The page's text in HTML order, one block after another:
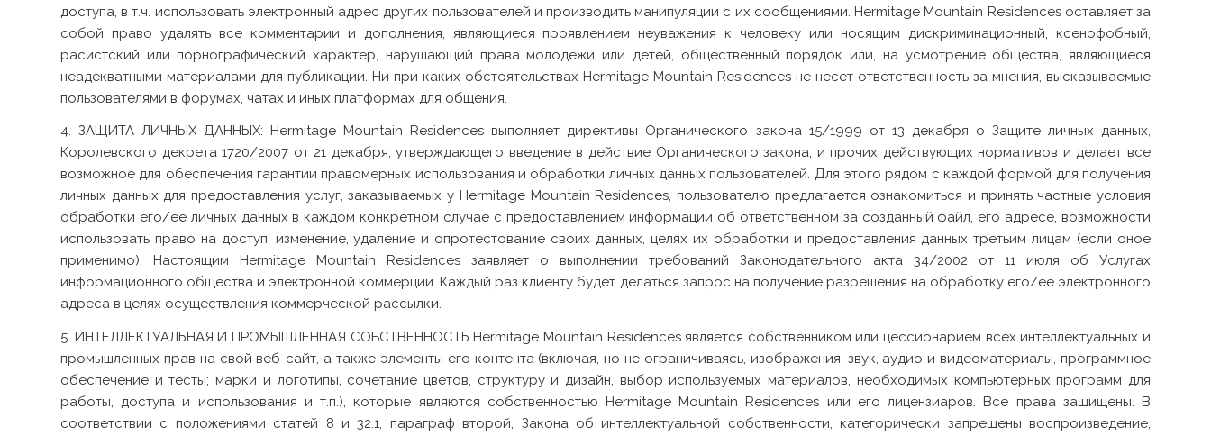
доступа, в т.ч. использовать электронный адрес других пользователей и производить манипуляции с их сообщениями. Hermitage Mountain Residences оставляет за
собой право удалять все комментарии и дополнения, являющиеся проявлением неуважения к человеку или носящим дискриминационный, ксенофобный,
расистский или порнографический характер, нарушающий права молодежи или детей, общественный порядок или, на усмотрение общества, являющиеся
неадекватными материалами для публикации. Ни при каких обстоятельствах Hermitage Mountain Residences не несет ответственность за мнения, высказываемые
пользователями в форумах, чатах и иных платформах для общения.
4. ЗАЩИТА ЛИЧНЫХ ДАННЫХ: Hermitage Mountain Residences выполняет директивы Органического закона 15/1999 от 13 декабря о Защите личных данных,
Королевского декрета 1720/2007 от 21 декабря, утверждающего введение в действие Органического закона, и прочих действующих нормативов и делает все
возможное для обеспечения гарантии правомерных использования и обработки личных данных пользователей. Для этого рядом с каждой формой для получения
личных данных для предоставления услуг, заказываемых у Hermitage Mountain Residences, пользователю предлагается ознакомиться и принять частные условия
обработки его/ее личных данных в каждом конкретном случае с предоставлением информации об ответственном за созданный файл, его адресе, возможности
использовать право на доступ, изменение, удаление и опротестование своих данных, целях их обработки и предоставления данных третьим лицам (если оное
применимо). Настоящим Hermitage Mountain Residences заявляет о выполнении требований Законодательного акта 34/2002 от 11 июля об Услугах
информационного общества и электронной коммерции. Каждый раз клиенту будет делаться запрос на получение разрешения на обработку его/ее электронного
адреса в целях осуществления коммерческой рассылки.
5. ИНТЕЛЛЕКТУАЛЬНАЯ И ПРОМЫШЛЕННАЯ СОБСТВЕННОСТЬ Hermitage Mountain Residences является собственником или цессионарием всех интеллектуальных и
промышленных прав на свой веб-сайт, а также элементы его контента (включая, но не ограничиваясь, изображения, звук, аудио и видеоматериалы, программное
обеспечение и тесты; марки и логотипы, сочетание цветов, структуру и дизайн, выбор используемых материалов, необходимых компьютерных программ для
работы, доступа и использования и т.п.), которые являются собственностью Hermitage Mountain Residences или его лицензиаров. Все права защищены. В
соответствии с положениями статей 8 и 32.1, параграф второй, Закона об интеллектуальной собственности, категорически запрещены воспроизведение,